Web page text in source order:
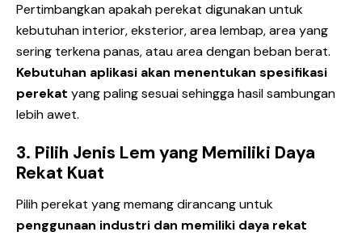
Pertimbangkan apakah perekat digunakan untuk
kebutuhan interior, eksterior, area lembap, area yang
sering terkena panas, atau area dengan beban berat.
Kebutuhan aplikasi akan menentukan spesifikasi
perekat yang paling sesuai sehingga hasil sambungan
lebih awet.
3. Pilih Jenis Lem yang Memiliki Daya
Rekat Kuat
Pilih perekat yang memang dirancang untuk
penggunaan industri dan memiliki daya rekat